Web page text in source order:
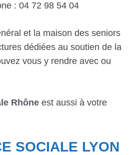
: 04 72 98 54 04
et la maison des seniors
dédiées au soutien de la
vous y rendre avec ou
Rhône est aussi à votre
SOCIALE LYON